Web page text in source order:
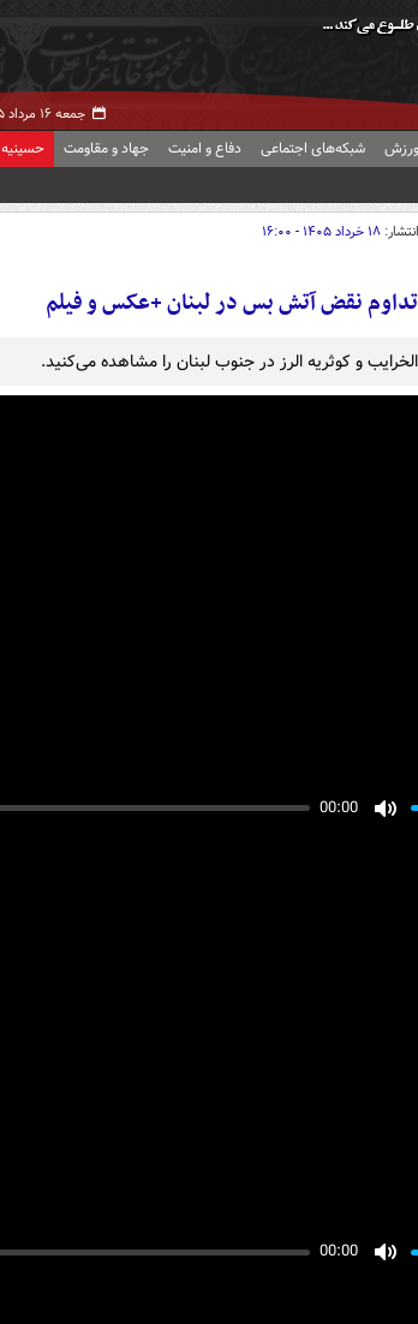
جمعه ۱۶ مرداد ۱۴۰۵ -
ورزش شبکه‌های اجتماعی دفاع و امنیت جهاد و مقاومت حسینیه
۱۸ خرداد ۱۴۰۵ - ۱۶:۰۰
تداوم نقض آتش بس در لبنان +عکس و فیلم
و کوثریه الرز در جنوب لبنان را مشاهده می‌کنید.
00:00
00:00